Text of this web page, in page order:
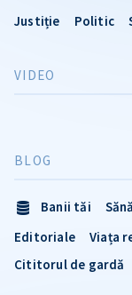
Justiție Politic
VIDEO
BLOG
Banii tăi
Editoriale
Viața
Cititorul de gardă